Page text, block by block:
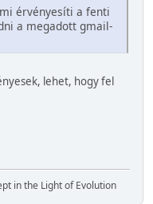
érvényesíti a fenti
a megadott gmail-
lehet, hogy fel
in the Light of Evolution